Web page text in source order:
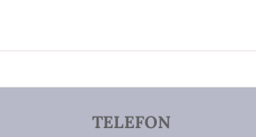
TELEFON